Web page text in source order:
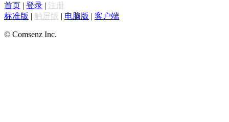
首页 | 登录 | 注册
标准版 | 触屏版 | 电脑版 | 客户端
© Comsenz Inc.